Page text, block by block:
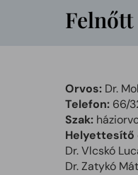
Orvos: Dr.
Telefon: 66/
Szak:
Helyettesítő
Dr. Vlcskó
Dr. Zatykó